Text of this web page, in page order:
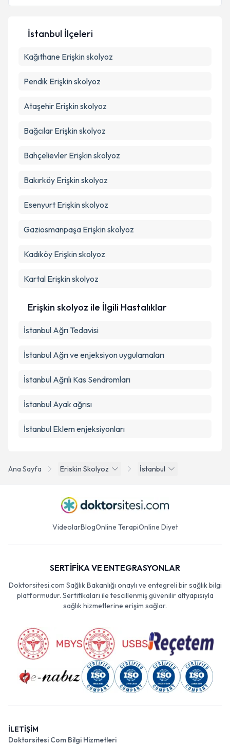
E-posta Adresiniz
Kişisel verilerimin işlenmesine ilişkin
kapsamda işlenmesini kabul ediyorum.
Takvim Talebini Gönder
Ana Sayfa Eriskin Skolyoz İstanbul
İstanbul İlçeleri
Kağıthane Erişkin skolyoz
Pendik Erişkin skolyoz
Ataşehir Erişkin skolyoz
Bağcılar Erişkin skolyoz
Bahçelievler Erişkin skolyoz
Bakırköy Erişkin skolyoz
Esenyurt Erişkin skolyoz
Gaziosmanpaşa Erişkin skolyoz
Kadıköy Erişkin skolyoz
Kartal Erişkin skolyoz
Erişkin skolyoz ile İlgili Hastalıklar
İstanbul Ağrı Tedavisi
İstanbul Ağrı ve enjeksiyon uygulamaları
İstanbul Ağrılı Kas Sendromları
İstanbul Ayak ağrısı
İstanbul Eklem enjeksiyonları
VideolarBlogOnline TerapiOnline Diyet
SERTİFİKA VE ENTEGRASYONLAR
Doktorsitesi.com Sağlık Bakanlığı onaylı ve entegreli bir sağlık bilgi
platformudur. Sertifikaları ile tescillenmiş güvenilir altyapısıyla
sağlık hizmetlerine erişim sağlar.
İLETİŞİM
Doktorsitesi Com Bilgi Hizmetleri